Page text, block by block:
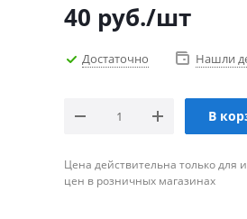
40 руб./шт
Достаточно Нашли
В
Цена действительна только для
цен в розничных магазинах